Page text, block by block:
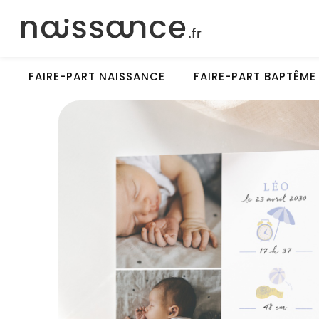
FAIRE-PART NAISSANCE FAIRE-PART BAPTÊME